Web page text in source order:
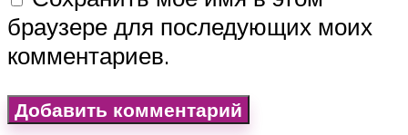
браузере для последующих моих
комментариев.